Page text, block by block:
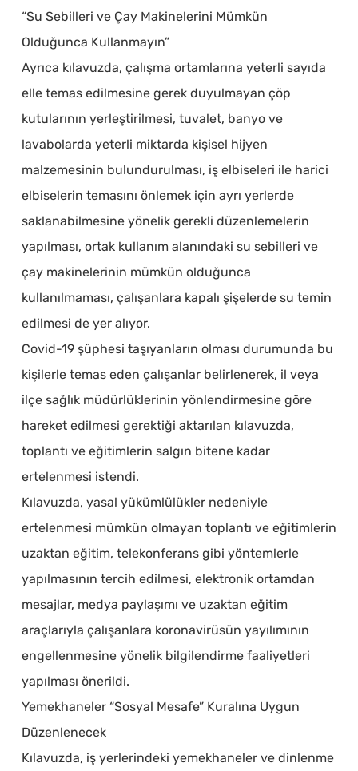
“Su Sebilleri ve Çay Makinelerini Mümkün
Olduğunca Kullanmayın”
Ayrıca kılavuzda, çalışma ortamlarına yeterli sayıda
elle temas edilmesine gerek duyulmayan çöp
kutularının yerleştirilmesi, tuvalet, banyo ve
lavabolarda yeterli miktarda kişisel hijyen
malzemesinin bulundurulması, iş elbiseleri ile harici
elbiselerin temasını önlemek için ayrı yerlerde
saklanabilmesine yönelik gerekli düzenlemelerin
yapılması, ortak kullanım alanındaki su sebilleri ve
çay makinelerinin mümkün olduğunca
kullanılmaması, çalışanlara kapalı şişelerde su temin
edilmesi de yer alıyor.
Covid-19 şüphesi taşıyanların olması durumunda bu
kişilerle temas eden çalışanlar belirlenerek, il veya
ilçe sağlık müdürlüklerinin yönlendirmesine göre
hareket edilmesi gerektiği aktarılan kılavuzda,
toplantı ve eğitimlerin salgın bitene kadar
ertelenmesi istendi.
Kılavuzda, yasal yükümlülükler nedeniyle
ertelenmesi mümkün olmayan toplantı ve eğitimlerin
uzaktan eğitim, telekonferans gibi yöntemlerle
yapılmasının tercih edilmesi, elektronik ortamdan
mesajlar, medya paylaşımı ve uzaktan eğitim
araçlarıyla çalışanlara koronavirüsün yayılımının
engellenmesine yönelik bilgilendirme faaliyetleri
yapılması önerildi.
Yemekhaneler “Sosyal Mesafe” Kuralına Uygun
Düzenlenecek
Kılavuzda, iş yerlerindeki yemekhaneler ve dinlenme